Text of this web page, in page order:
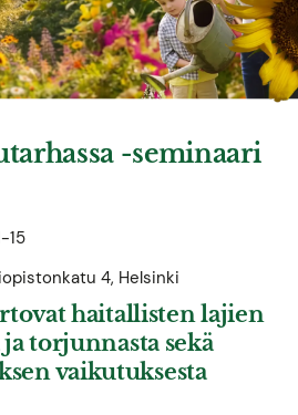
-seminaari
15
4, Helsinki
haitallisten lajien
torjunnasta sekä
vaikutuksesta